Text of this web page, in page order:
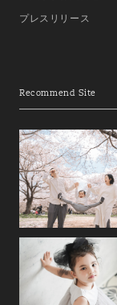
プレスリリース
Recommend Site